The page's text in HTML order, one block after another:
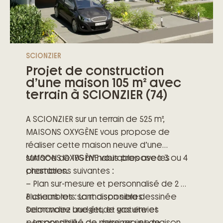
SCIONZIER
Projet de construction
d’une maison 105 m² avec
terrain à SCIONZIER (74)
A SCIONZIER sur un terrain de 525 m²,
MAISONS OXYGÈNE vous propose de
réaliser cette maison neuve d’une
surface de 105 m² habitables avec 3 ou 4
chambres.
MAISONS OXYGÈNE vous propose les
prestations suivantes :
– Plan sur-mesure et personnalisé de 2 à
6 chambres : La maison sera dessinée
selon votre budget, et vos envies
Plusieurs lots sont disponibles
Demandez une étude gratuite et